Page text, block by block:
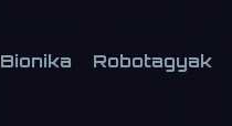
Bionika Robotagyak